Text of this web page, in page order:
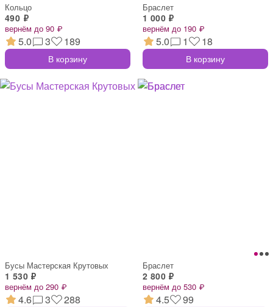
Кольцо
490 ₽
вернём до 90 ₽
5.0 3 189
В корзину
Браслет
1 000 ₽
вернём до 190 ₽
5.0 1 18
В корзину
Бусы Мастерская Крутовых
1 530 ₽
вернём до 290 ₽
4.6 3 288
Браслет
2 800 ₽
вернём до 530 ₽
4.5 99